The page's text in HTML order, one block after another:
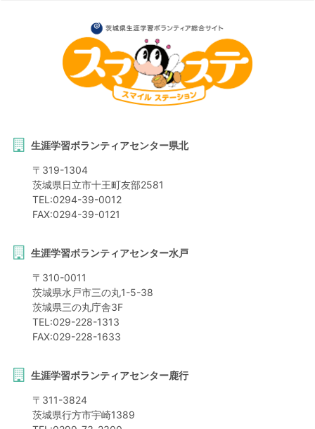
生涯学習ボランティアセンター県北
〒 319-1304
茨城県日立市十王町友部2581
TEL:0294-39-0012
FAX:0294-39-0121
生涯学習ボランティアセンター水戸
〒 310-0011
茨城県水戸市三の丸1-5-38
茨城県三の丸庁舎3F
TEL:029-228-1313
FAX:029-228-1633
生涯学習ボランティアセンター鹿行
〒 311-3824
茨城県行方市宇崎1389